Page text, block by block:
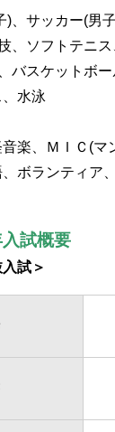
サッカー(男子
、ソフトテニ
バスケットボ
、水泳
楽、ＭＩＣ(マ
ボランティア
試概要
試＞